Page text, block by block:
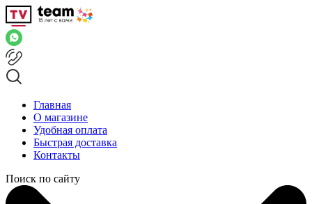
Главная
О магазине
Удобная оплата
Быстрая доставка
Контакты
Поиск по сайту